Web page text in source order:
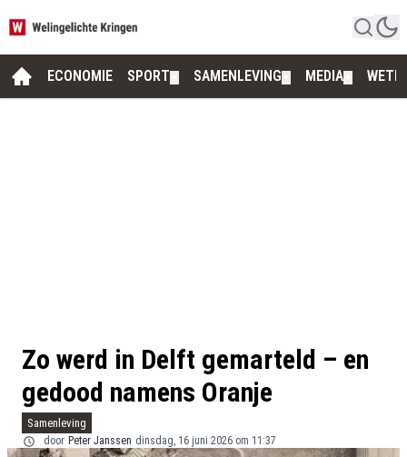
ECONOMIE SPORT SAMENLEVING MEDIA
Zo werd in Delft gemarteld – en
gedood namens Oranje
Samenleving
door Peter Janssen dinsdag, 16 juni 2026 om 11:37